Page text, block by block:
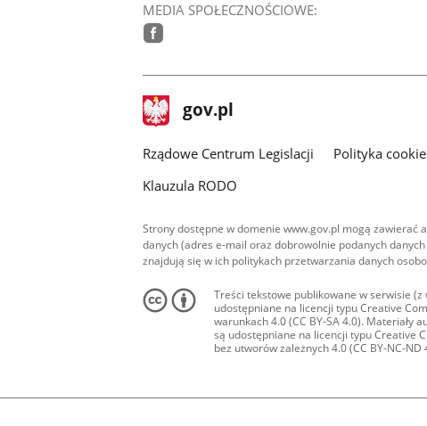
MEDIA SPOŁECZNOŚCIOWE:
stopka
gov.pl Strona
gov.pl
Rządowe Centrum Legislacji Polityka
Klauzula RODO
Strony dostępne w domenie www.gov.pl mogą
danych (adres e-mail oraz dobrowolnie podanych
znajdują się w ich politykach przetwarzania danych
Treści tekstowe publikowane w serwisie
udostępniane na licencji typu Creative
warunkach 4.0 (CC BY-SA 4.0). Materiały
są udostępniane na licencji typu Creative
bez utworów zależnych 4.0 (CC BY-NC-